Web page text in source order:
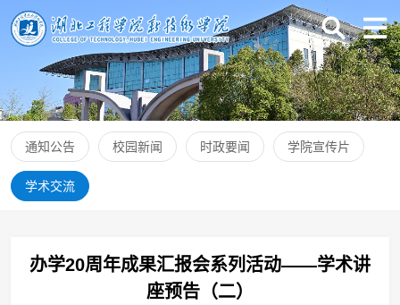
通知公告 校园新闻 时政要闻 学院宣传片
学术交流
办学20周年成果汇报会系列活动——学术讲
座预告（二）